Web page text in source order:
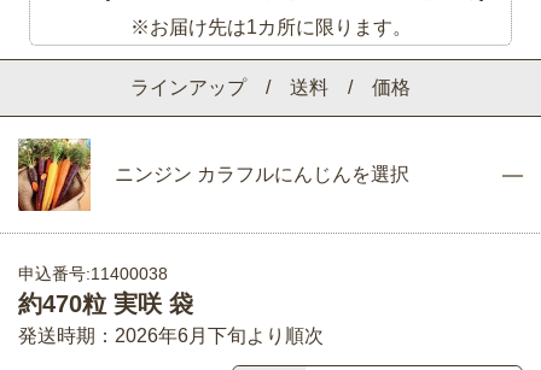
ラインアップ / 送料 / 価格
ニンジン カラフルにんじんを選択
申込番号:11400038
約470粒 実咲 袋
発送時期：2026年6月下旬より順次
※お届け先は1カ所に限ります。